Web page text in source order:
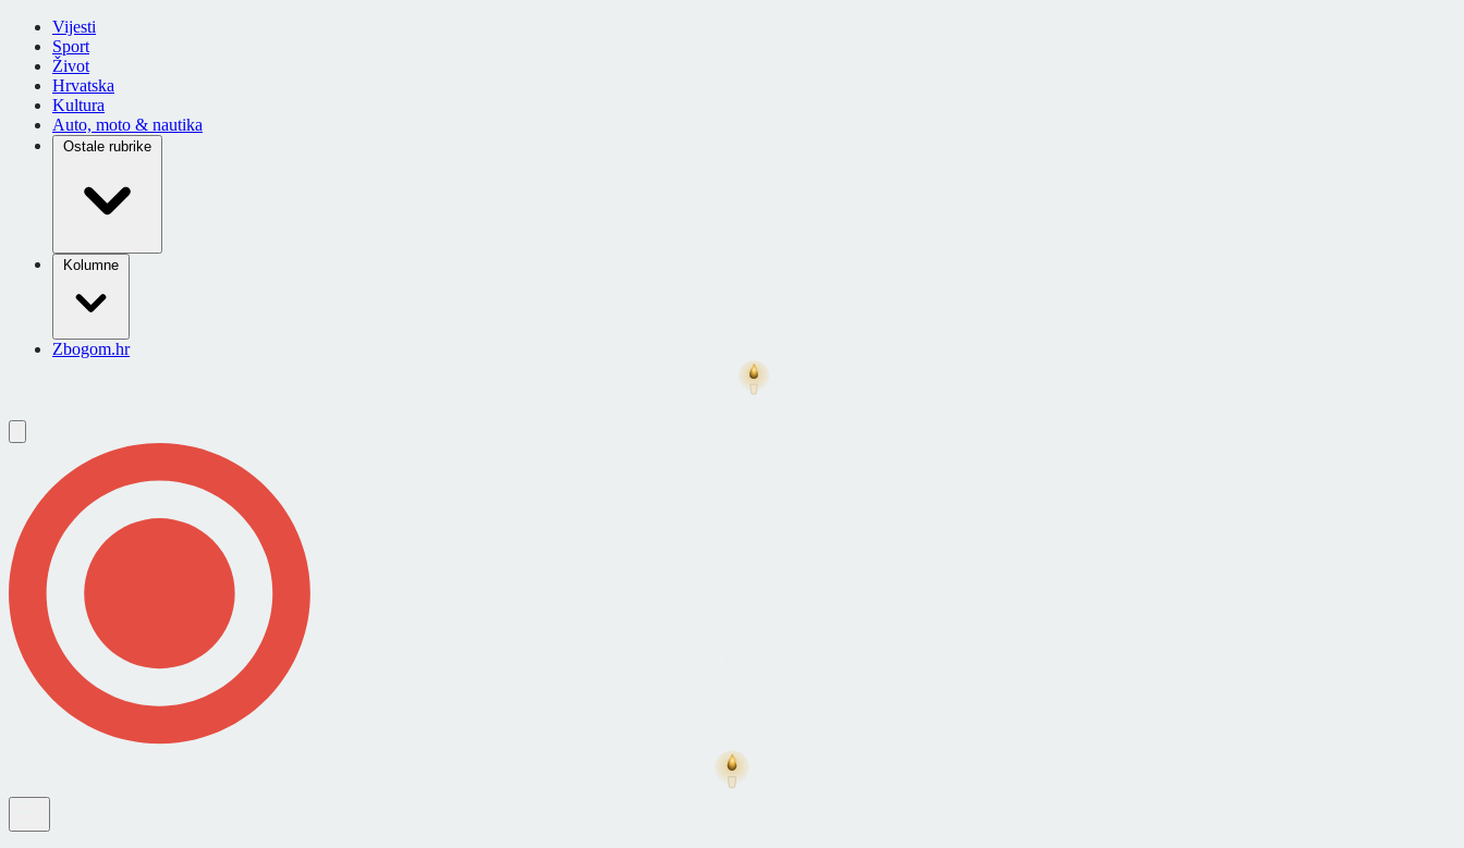
Vijesti
Sport
Život
Hrvatska
Kultura
Auto, moto & nautika
Ostale rubrike
Kolumne
Zbogom.hr